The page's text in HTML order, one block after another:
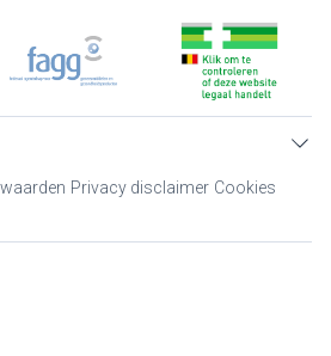
Privacy disclaimer Cookies